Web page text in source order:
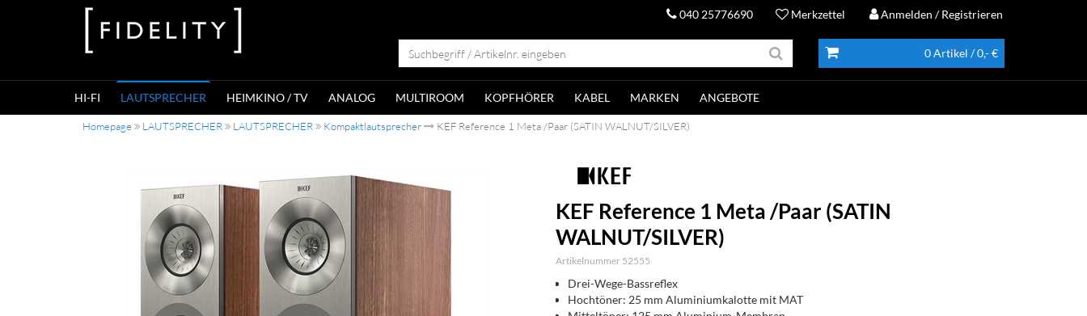
040 25776690 Merkzettel Anmelden / Registrieren
0 Artikel / 0,- €
HI-FI LAUTSPRECHER HEIMKINO / TV ANALOG MULTIROOM KOPFHÖRER KABEL MARKEN ANGEBOTE
Homepage LAUTSPRECHER LAUTSPRECHER Kompaktlautsprecher KEF Reference 1 Meta /Paar (SATIN WALNUT/SILVER)
KEF Reference 1 Meta /Paar (SATIN
WALNUT/SILVER)
Artikelnummer 52555
Drei-Wege-Bassreflex
Hochtöner: 25 mm Aluminiumkalotte mit MAT